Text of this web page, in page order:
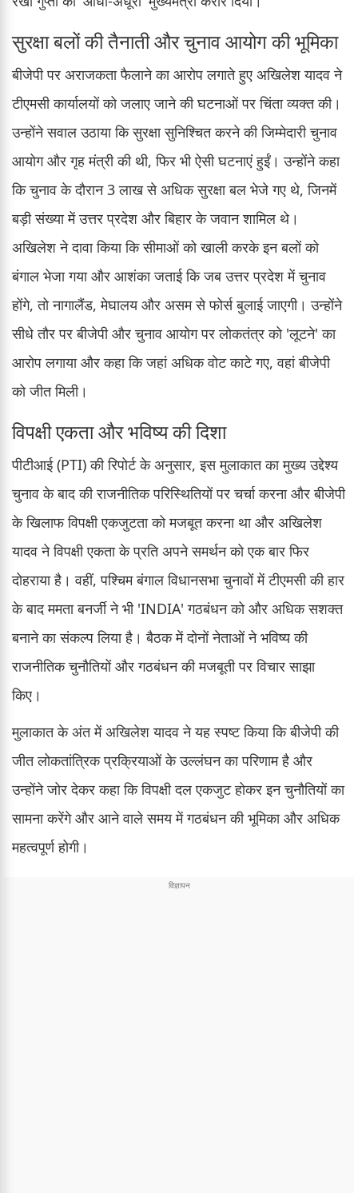
सुरक्षा बलों की तैनाती और चुनाव आयोग की भूमिका
बीजेपी पर अराजकता फैलाने का आरोप लगाते हुए अखिलेश यादव ने
टीएमसी कार्यालयों को जलाए जाने की घटनाओं पर चिंता व्यक्त की।
उन्होंने सवाल उठाया कि सुरक्षा सुनिश्चित करने की जिम्मेदारी चुनाव
आयोग और गृह मंत्री की थी, फिर भी ऐसी घटनाएं हुईं। उन्होंने कहा
कि चुनाव के दौरान 3 लाख से अधिक सुरक्षा बल भेजे गए थे, जिनमें
बड़ी संख्या में उत्तर प्रदेश और बिहार के जवान शामिल थे।
अखिलेश ने दावा किया कि सीमाओं को खाली करके इन बलों को
बंगाल भेजा गया और आशंका जताई कि जब उत्तर प्रदेश में चुनाव
होंगे, तो नागालैंड, मेघालय और असम से फोर्स बुलाई जाएगी। उन्होंने
सीधे तौर पर बीजेपी और चुनाव आयोग पर लोकतंत्र को 'लूटने' का
आरोप लगाया और कहा कि जहां अधिक वोट काटे गए, वहां बीजेपी
को जीत मिली।
विपक्षी एकता और भविष्य की दिशा
पीटीआई (PTI) की रिपोर्ट के अनुसार, इस मुलाकात का मुख्य उद्देश्य
चुनाव के बाद की राजनीतिक परिस्थितियों पर चर्चा करना और बीजेपी
के खिलाफ विपक्षी एकजुटता को मजबूत करना था और अखिलेश
यादव ने विपक्षी एकता के प्रति अपने समर्थन को एक बार फिर
दोहराया है। वहीं, पश्चिम बंगाल विधानसभा चुनावों में टीएमसी की हार
के बाद ममता बनर्जी ने भी 'INDIA' गठबंधन को और अधिक सशक्त
बनाने का संकल्प लिया है। बैठक में दोनों नेताओं ने भविष्य की
राजनीतिक चुनौतियों और गठबंधन की मजबूती पर विचार साझा
किए।
मुलाकात के अंत में अखिलेश यादव ने यह स्पष्ट किया कि बीजेपी की
जीत लोकतांत्रिक प्रक्रियाओं के उल्लंघन का परिणाम है और
उन्होंने जोर देकर कहा कि विपक्षी दल एकजुट होकर इन चुनौतियों का
सामना करेंगे और आने वाले समय में गठबंधन की भूमिका और अधिक
महत्वपूर्ण होगी।